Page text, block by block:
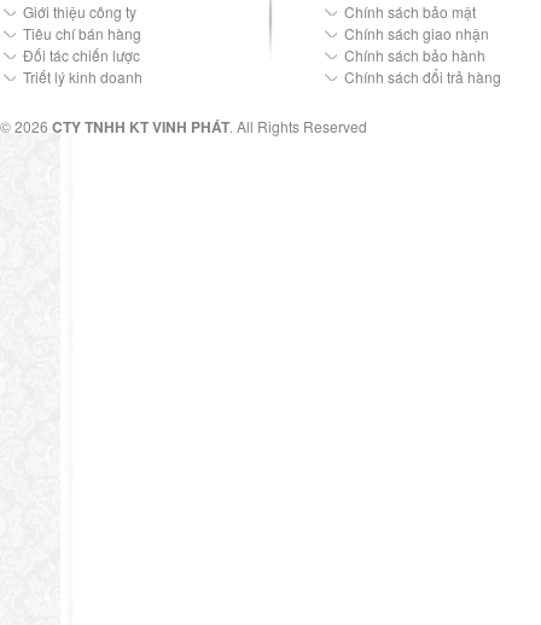
Giới thiệu công ty
Tiêu chí bán hàng
Đối tác chiến lược
Triết lý kinh doanh
Chính sách bảo mật
Chính sách giao nhận
Chính sách bảo hành
Chính sách đổi trả hàng
© 2026 CTY TNHH KT VINH PHÁT. All Rights Reserved